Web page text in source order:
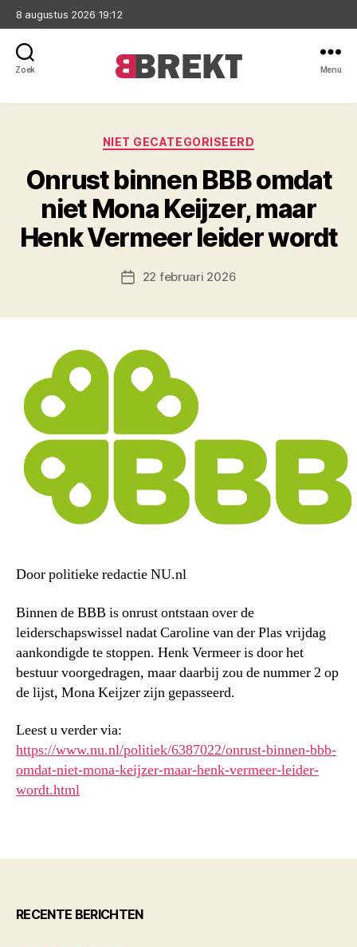
8 augustus 2026 19:12
Zoek Menu
Categorieën
NIET GECATEGORISEERD
Onrust binnen BBB omdat
niet Mona Keijzer, maar
Henk Vermeer leider wordt
Berichtdatum
22 februari 2026
Door politieke redactie NU.nl
Binnen de BBB is onrust ontstaan over de
leiderschapswissel nadat Caroline van der Plas vrijdag
aankondigde te stoppen. Henk Vermeer is door het
bestuur voorgedragen, maar daarbij zou de nummer 2 op
de lijst, Mona Keijzer zijn gepasseerd.
Leest u verder via:
https://www.nu.nl/politiek/6387022/onrust-binnen-bbb-
omdat-niet-mona-keijzer-maar-henk-vermeer-leider-
wordt.html
RECENTE BERICHTEN